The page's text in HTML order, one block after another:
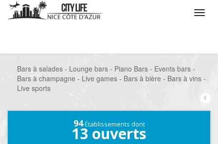
Bars à salades - Lounge bars - Piano Bars - Events bars -
Bars à champagne - Live games - Bars à bière - Bars à vins -
Live sports
94Établissements dont
13 ouverts